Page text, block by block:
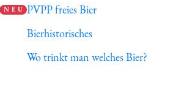
N E U PVPP freies Bier
Bierhistorisches
Wo trinkt man welches Bier?